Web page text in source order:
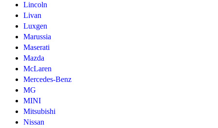
Lincoln
Livan
Luxgen
Marussia
Maserati
Mazda
McLaren
Mercedes-Benz
MG
MINI
Mitsubishi
Nissan